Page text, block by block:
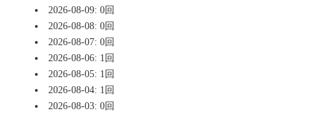
2026-08-09: 0回
2026-08-08: 0回
2026-08-07: 0回
2026-08-06: 1回
2026-08-05: 1回
2026-08-04: 1回
2026-08-03: 0回